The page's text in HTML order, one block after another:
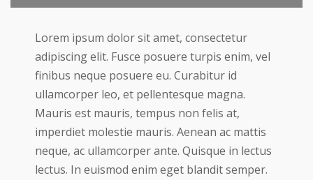
Lorem ipsum dolor sit amet, consectetur
adipiscing elit. Fusce posuere turpis enim, vel
finibus neque posuere eu. Curabitur id
ullamcorper leo, et pellentesque magna.
Mauris est mauris, tempus non felis at,
imperdiet molestie mauris. Aenean ac mattis
neque, ac ullamcorper ante. Quisque in lectus
lectus. In euismod enim eget blandit semper.